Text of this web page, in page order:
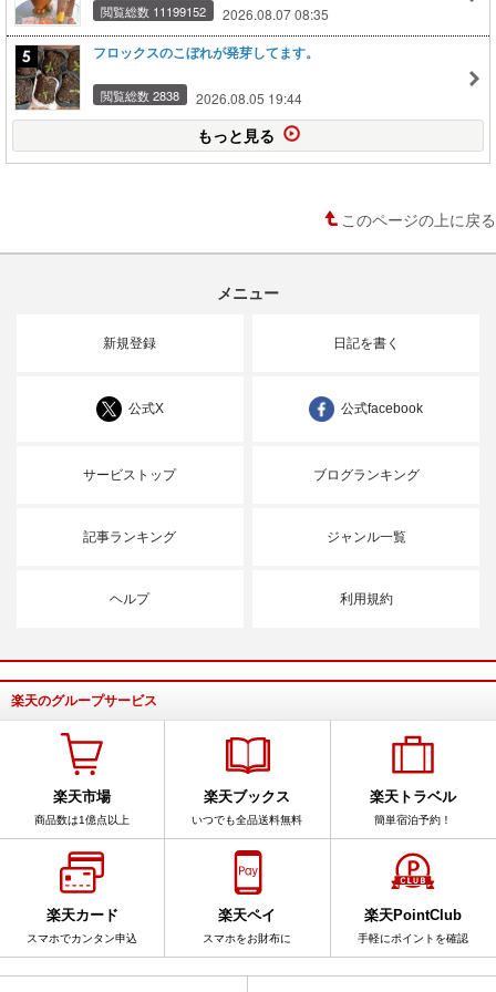
閲覧総数 11199152 2026.08.07 08:35
フロックスのこぼれが発芽してます。
閲覧総数 2838 2026.08.05 19:44
もっと見る
このページの上に戻る
メニュー
新規登録 日記を書く
公式X 公式facebook
サービストップ ブログランキング
記事ランキング ジャンル一覧
ヘルプ 利用規約
楽天のグループサービス
楽天市場
商品数は1億点以上
楽天ブックス
いつでも全品送料無料
楽天トラベル
簡単宿泊予約！
楽天カード
スマホでカンタン申込
楽天ペイ
スマホをお財布に
楽天PointClub
手軽にポイントを確認